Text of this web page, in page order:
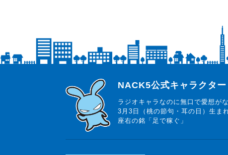
らじっと君
NACK5公式キャラクター
ラジオキャラなのに無口で愛想が
3月3日（桃の節句・耳の日）生ま
座右の銘「足で稼ぐ」